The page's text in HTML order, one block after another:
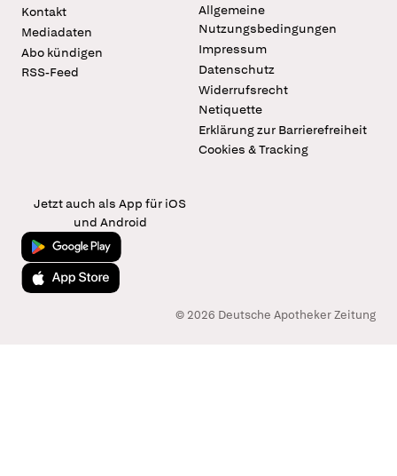
Kontakt
Mediadaten
Abo kündigen
RSS-Feed
Allgemeine
Nutzungsbedingungen
Impressum
Datenschutz
Widerrufsrecht
Netiquette
Erklärung zur Barrierefreiheit
Cookies & Tracking
Jetzt auch als App für iOS
und Android
Jetzt bei Google Play
Laden im App Store
© 2026 Deutsche Apotheker Zeitung